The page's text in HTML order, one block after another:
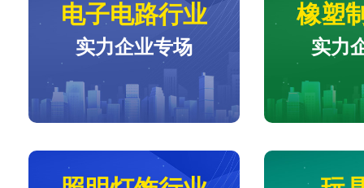
电子电路行业
实力企业专场
橡塑
实力